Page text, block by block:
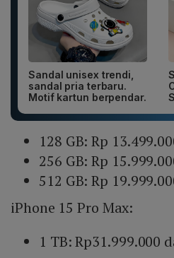
Sandal unisex trendi,
sandal pria terbaru.
Motif kartun berpendar.
128 GB: Rp
256 GB: Rp
512 GB: Rp
iPhone 15 Pro Max:
1 TB: Rp31.999.000